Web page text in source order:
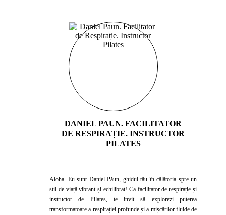
DANIEL PAUN. FACILITATOR
DE RESPIRAȚIE. INSTRUCTOR
PILATES
Aloha. Eu sunt Daniel Păun, ghidul tău în călătoria spre un
stil de viață vibrant și echilibrat! Ca facilitator de respirație și
instructor de Pilates, te invit să explorezi puterea
transformatoare a respirației profunde și a mișcărilor fluide de